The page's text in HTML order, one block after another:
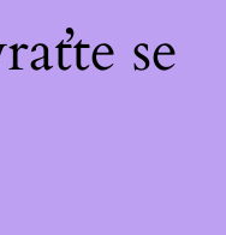
se